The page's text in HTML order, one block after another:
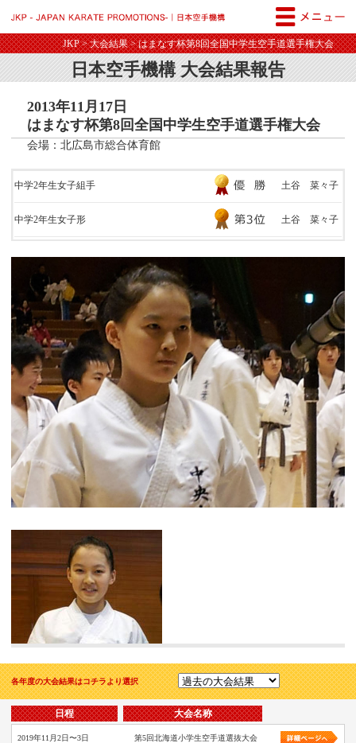
JKP>大会結果> はまなす杯第8回全国中学生空手道選手権大会
日本空手機構 大会結果報告
2013年11月17日
はまなす杯第8回全国中学生空手道選手権大会
会場：北広島市総合体育館
中学2年生女子組手 土谷 菜々子
中学2年生女子形 土谷 菜々子
各年度の大会結果はコチラより選択
日程 大会名称
2019年11月2日〜3日 第5回北海道小学生空手道選抜大会